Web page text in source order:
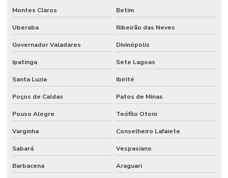
Filtro De Óleo
Filtro De Óleo Auto Peças Em Belo Horizonte
Filtro Hidráulico Para Máquinas Minas Gerais
Flanges Para Mangueiras Hidráulicas
Fornecedor De Anel Guia De Nylon Em Mg
Fornecedor De Anel Quadrado De Borracha Tefo
Fornecedor De Cabo De Acionamento Para Máquinas
Fornecedor De Comando Hidráulico Em Belo Horizonte
Montes Claros Betim
Uberaba Ribeirão das Neves
Governador Valadares Divinópolis
Ipatinga Sete Lagoas
Santa Luzia Ibirité
Poços de Caldas Patos de Minas
Pouso Alegre Teófilo Otoni
Varginha Conselheiro Lafaiete
Sabará Vespasiano
Barbacena Araguari